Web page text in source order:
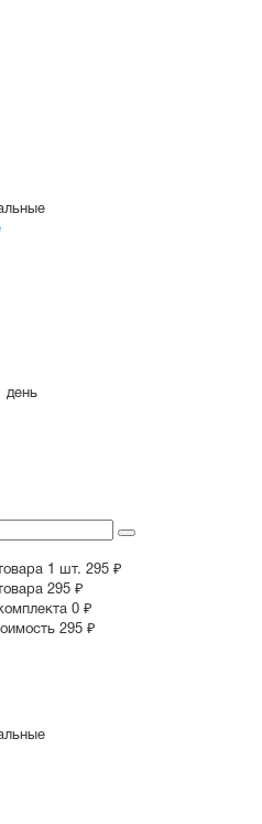
1 день
1 шт. 295 ₽
295 ₽
0 ₽
295 ₽